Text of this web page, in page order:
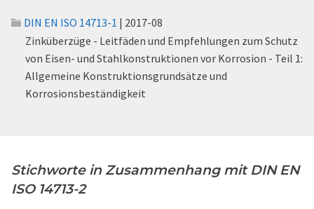
DIN EN ISO 14713-1 | 2017-08
Zinküberzüge - Leitfäden und Empfehlungen zum Schutz
von Eisen- und Stahlkonstruktionen vor Korrosion - Teil 1:
Allgemeine Konstruktionsgrundsätze und
Korrosionsbeständigkeit
Stichworte in Zusammenhang mit DIN EN
ISO 14713-2